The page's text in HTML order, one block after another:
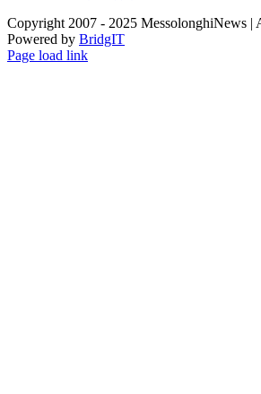
Copyright 2007 - 2025 MessolonghiNews |
Powered by BridgIT
YouTube
Facebook
Instagram
Page load link